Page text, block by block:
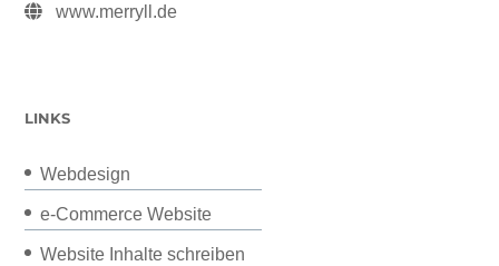
www.merryll.de
LINKS
Webdesign
e-Commerce Website
Website Inhalte schreiben